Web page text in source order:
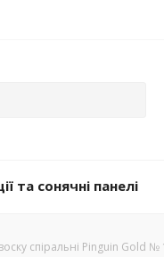
та сонячні панелі
спіральні Pinguin Gold №